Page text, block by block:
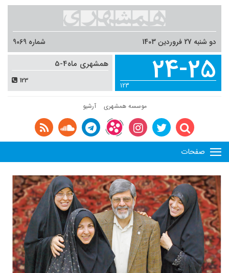
24-25
123
دو شنبه 27 فروردین 1403 شماره 9069
همشهری ماه4-5
123
موسسه همشهری آرشیو
صفحات